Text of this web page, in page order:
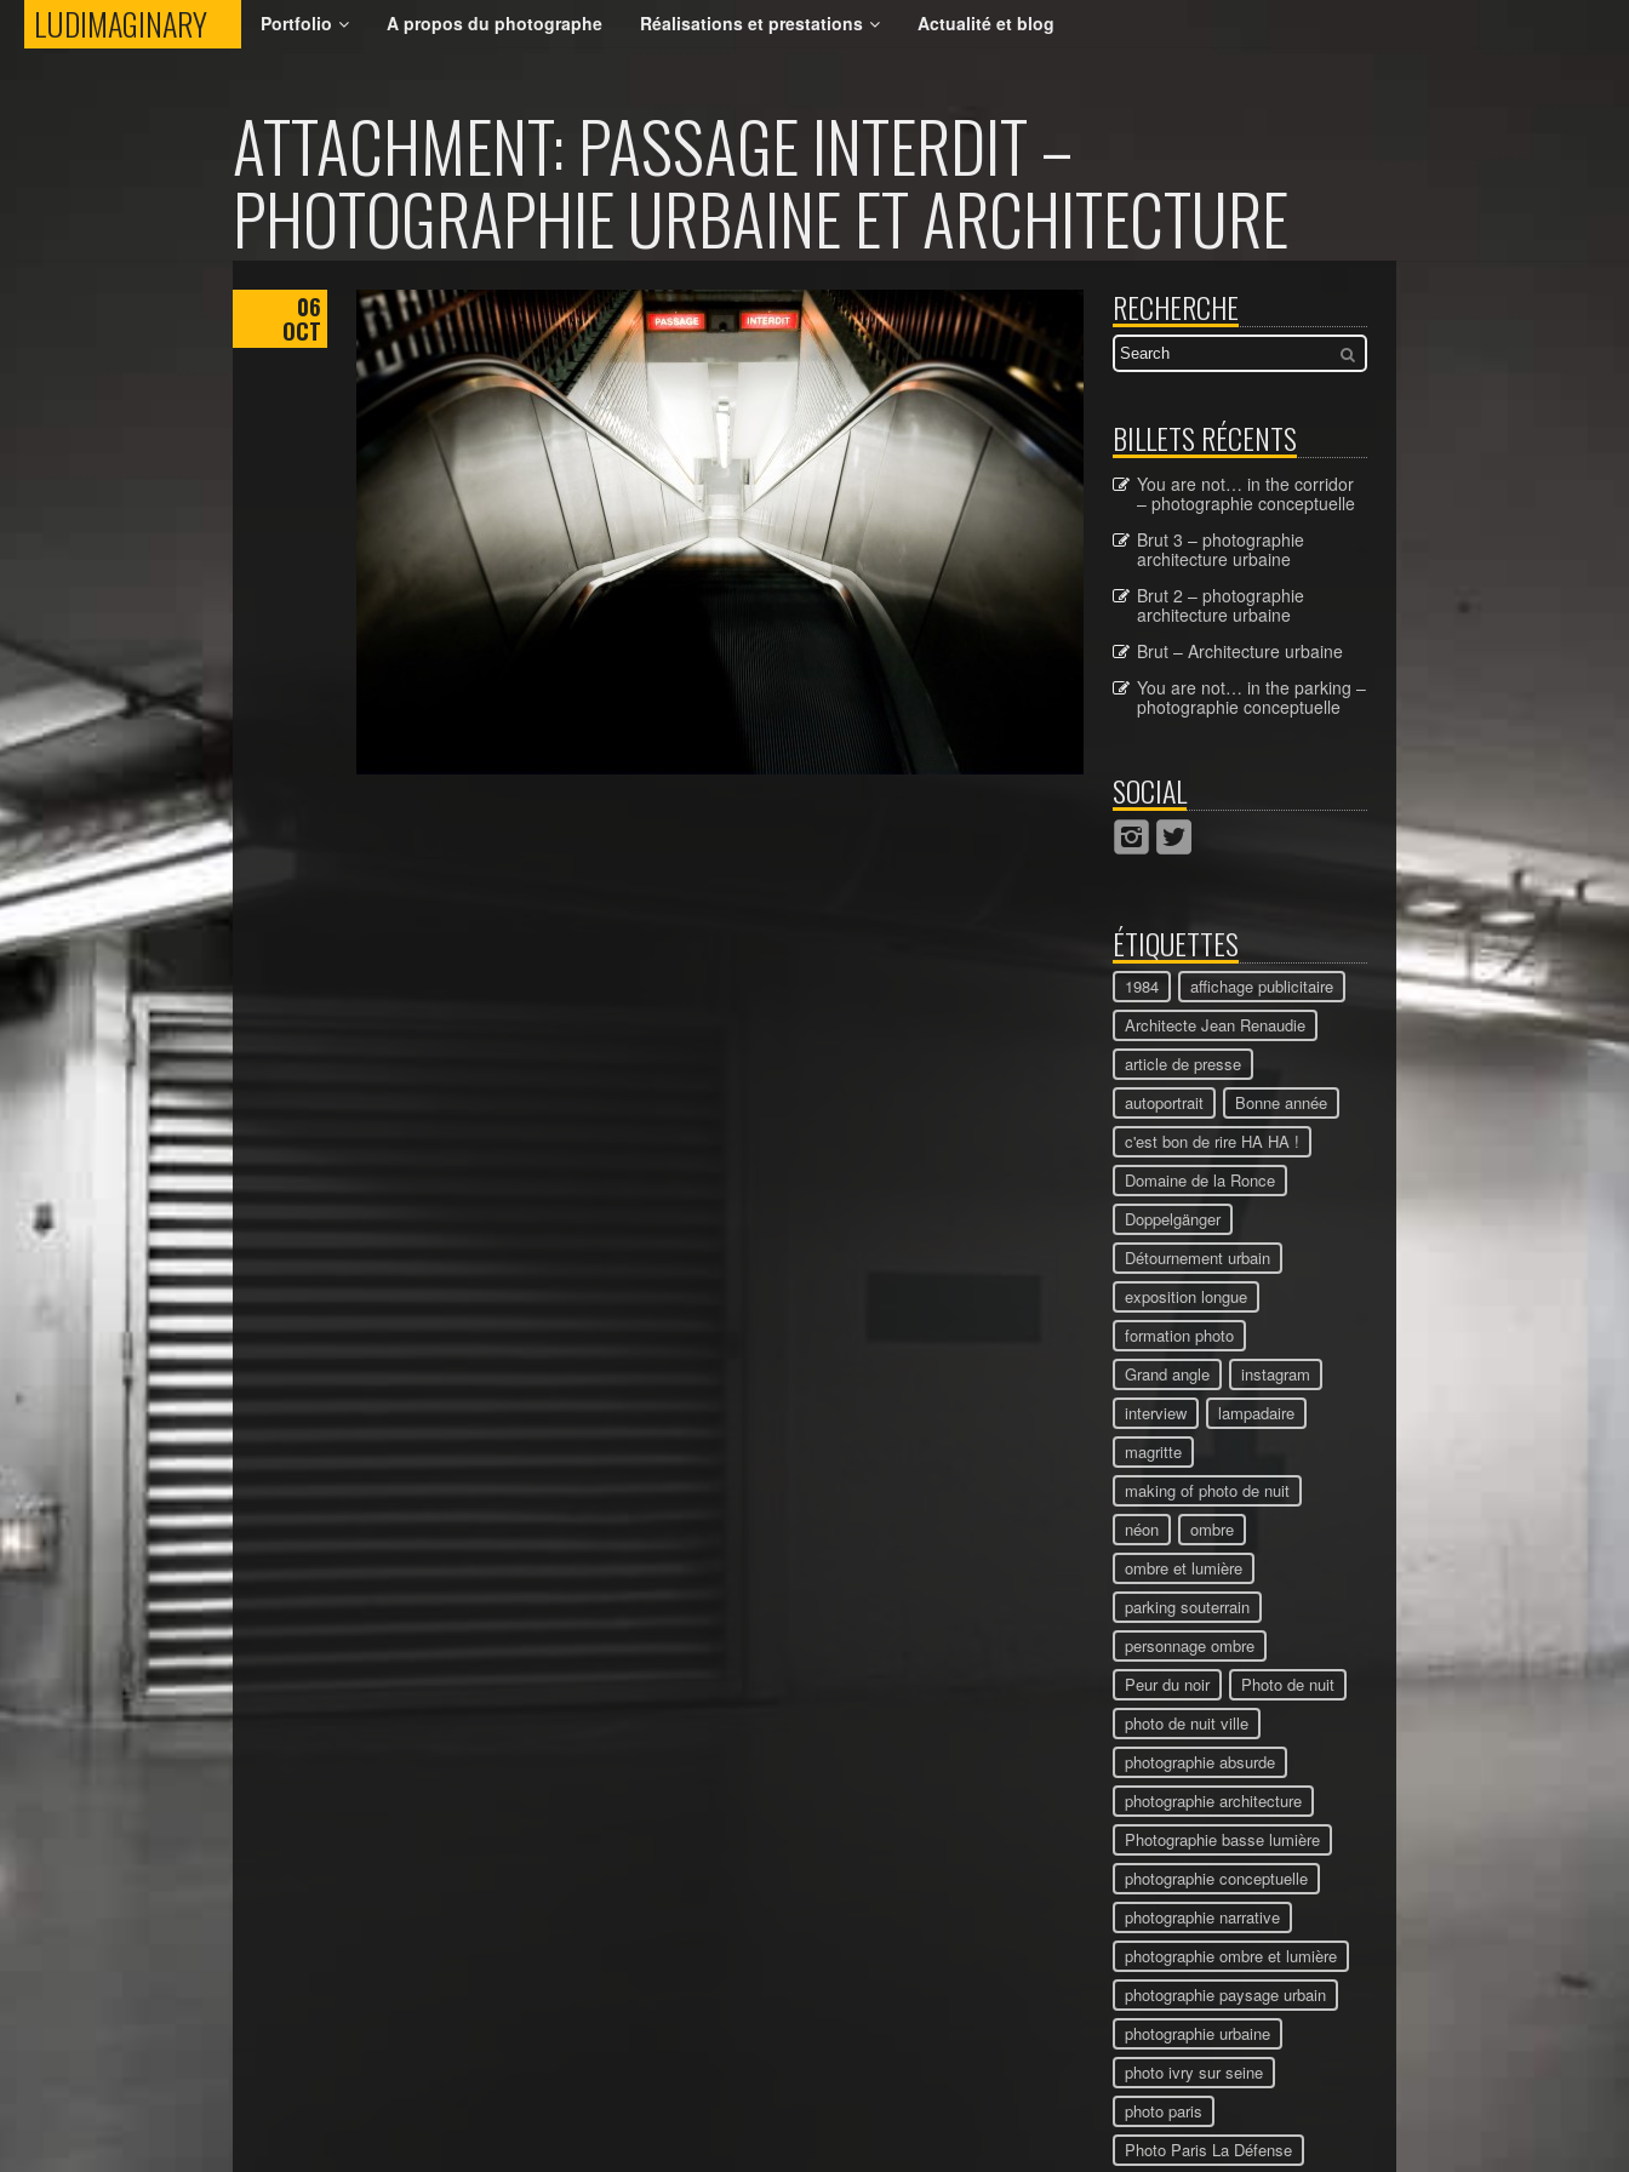
LUDIMAGINARYLUDIMAGINARY
Portfolio A propos du photographe Réalisations et prestations Actualité et blog
ATTACHMENT: PASSAGE INTERDIT –
PHOTOGRAPHIE URBAINE ET ARCHITECTURE
06
OCT
RECHERCHE
BILLETS RÉCENTS
You are not… in the corridor
– photographie conceptuelle
Brut 3 – photographie
architecture urbaine
Brut 2 – photographie
architecture urbaine
Brut – Architecture urbaine
You are not… in the parking –
photographie conceptuelle
SOCIAL
ÉTIQUETTES
1984
affichage publicitaire
Architecte Jean Renaudie
article de presse
autoportrait
Bonne année
c'est bon de rire HA HA !
Domaine de la Ronce
Doppelgänger
Détournement urbain
exposition longue
formation photo
Grand angle
instagram
interview
lampadaire
magritte
making of photo de nuit
néon
ombre
ombre et lumière
parking souterrain
personnage ombre
Peur du noir
Photo de nuit
photo de nuit ville
photographie absurde
photographie architecture
Photographie basse lumière
photographie conceptuelle
photographie narrative
photographie ombre et lumière
photographie paysage urbain
photographie urbaine
photo ivry sur seine
photo paris
Photo Paris La Défense